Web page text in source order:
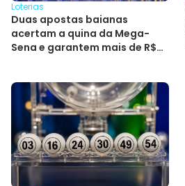
Loterias
Duas apostas baianas
acertam a quina da Mega-
Sena e garantem mais de R$